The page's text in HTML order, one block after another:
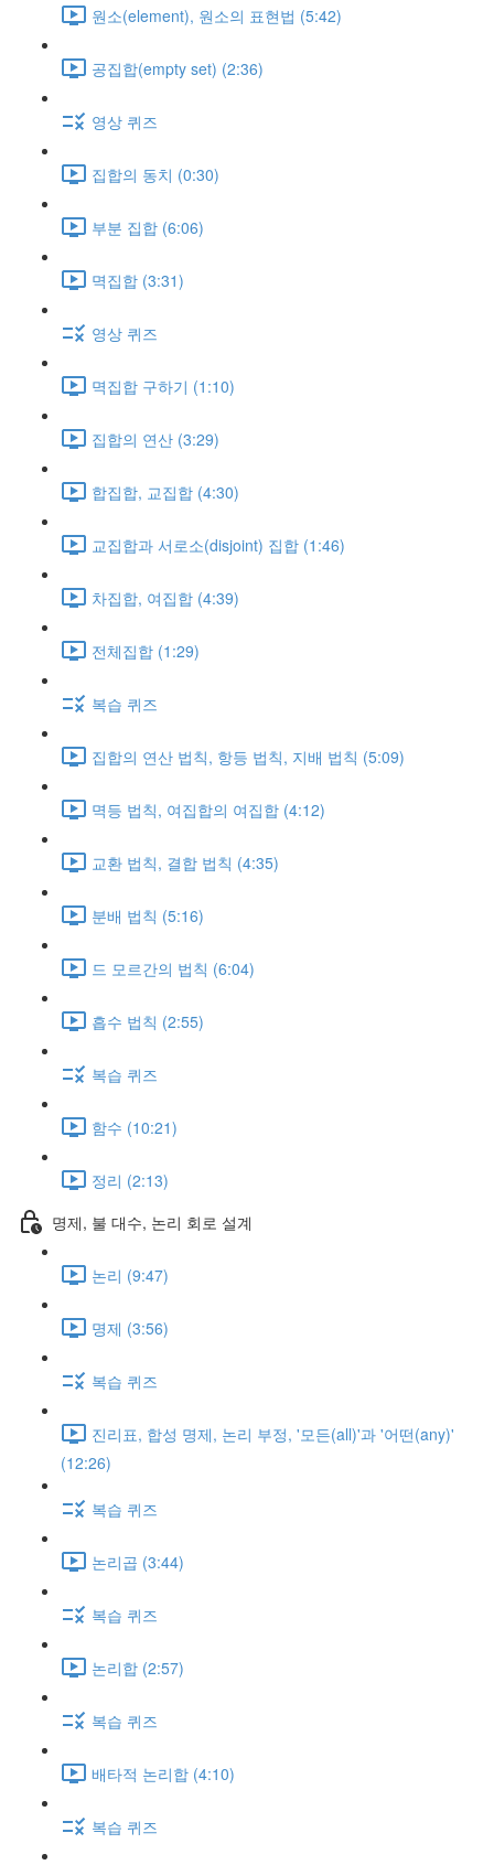
원소(element), 원소의 표현법 (5:42)
공집합(empty set) (2:36)
영상 퀴즈
집합의 동치 (0:30)
부분 집합 (6:06)
멱집합 (3:31)
영상 퀴즈
멱집합 구하기 (1:10)
집합의 연산 (3:29)
합집합, 교집합 (4:30)
교집합과 서로소(disjoint) 집합 (1:46)
차집합, 여집합 (4:39)
전체집합 (1:29)
복습 퀴즈
집합의 연산 법칙, 항등 법칙, 지배 법칙 (5:09)
멱등 법칙, 여집합의 여집합 (4:12)
교환 법칙, 결합 법칙 (4:35)
분배 법칙 (5:16)
드 모르간의 법칙 (6:04)
흡수 법칙 (2:55)
복습 퀴즈
함수 (10:21)
정리 (2:13)
명제, 불 대수, 논리 회로 설계
논리 (9:47)
명제 (3:56)
복습 퀴즈
진리표, 합성 명제, 논리 부정, '모든(all)'과 '어떤(any)'
(12:26)
복습 퀴즈
논리곱 (3:44)
복습 퀴즈
논리합 (2:57)
복습 퀴즈
배타적 논리합 (4:10)
복습 퀴즈